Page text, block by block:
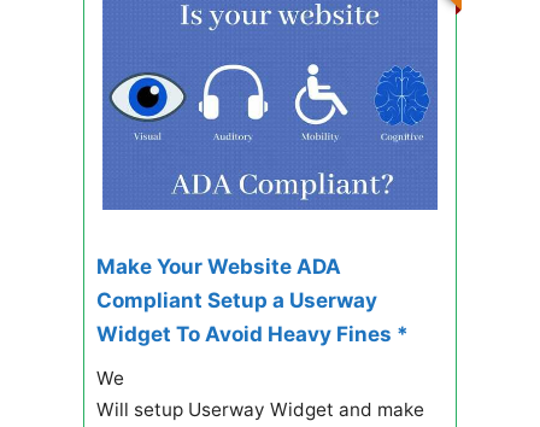
Make Your Website ADA
Compliant Setup a Userway
Widget To Avoid Heavy Fines *
We
Will setup Userway Widget and make